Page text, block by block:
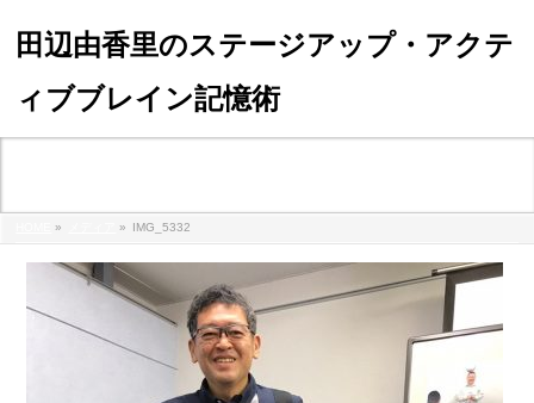
田辺由香里のステージアップ・アクテ
ィブブレイン記憶術
» » IMG_5332